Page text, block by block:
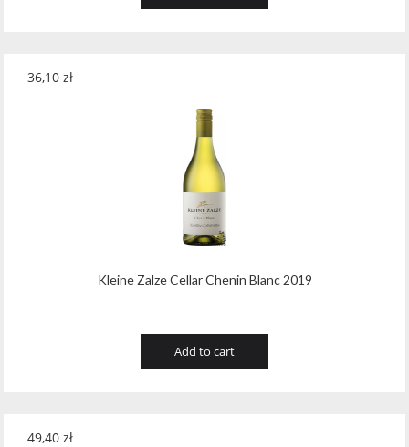
Kleine Zalze Cellar Chenin Blanc 2019
36,10 zł
Add to cart
49,40 zł